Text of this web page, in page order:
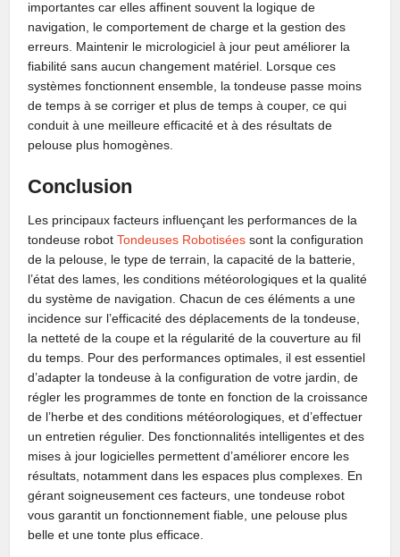
importantes car elles affinent souvent la logique de
navigation, le comportement de charge et la gestion des
erreurs. Maintenir le micrologiciel à jour peut améliorer la
fiabilité sans aucun changement matériel. Lorsque ces
systèmes fonctionnent ensemble, la tondeuse passe moins
de temps à se corriger et plus de temps à couper, ce qui
conduit à une meilleure efficacité et à des résultats de
pelouse plus homogènes.
Conclusion
Les principaux facteurs influençant les performances de la
tondeuse robotTondeuses Robotisées sont la configuration
de la pelouse, le type de terrain, la capacité de la batterie,
l’état des lames, les conditions météorologiques et la qualité
du système de navigation. Chacun de ces éléments a une
incidence sur l’efficacité des déplacements de la tondeuse,
la netteté de la coupe et la régularité de la couverture au fil
du temps. Pour des performances optimales, il est essentiel
d’adapter la tondeuse à la configuration de votre jardin, de
régler les programmes de tonte en fonction de la croissance
de l’herbe et des conditions météorologiques, et d’effectuer
un entretien régulier. Des fonctionnalités intelligentes et des
mises à jour logicielles permettent d’améliorer encore les
résultats, notamment dans les espaces plus complexes. En
gérant soigneusement ces facteurs, une tondeuse robot
vous garantit un fonctionnement fiable, une pelouse plus
belle et une tonte plus efficace.